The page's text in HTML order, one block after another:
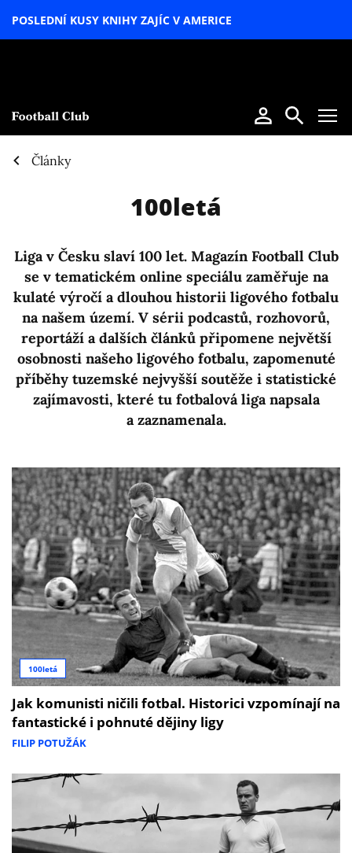
POSLEDNÍ KUSY KNIHY ZAJÍC V AMERICE
Články
100letá
Liga v Česku slaví 100 let. Magazín Football Club
se v tematickém online speciálu zaměřuje na
kulaté výročí a dlouhou historii ligového fotbalu
na našem území. V sérii podcastů, rozhovorů,
reportáží a dalších článků připomene největší
osobnosti našeho ligového fotbalu, zapomenuté
příběhy tuzemské nejvyšší soutěže i statistické
zajímavosti, které tu fotbalová liga napsala
a zaznamenala.
100letá
Jak komunisti ničili fotbal. Historici vzpomínají na
fantastické i pohnuté dějiny ligy
FILIP POTUŽÁK